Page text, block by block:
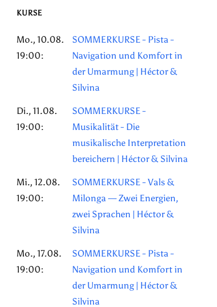
KURSE
Mo., 10.08.
19:00:
SOMMERKURSE - Pista -
Navigation und Komfort in
der Umarmung | Héctor &
Silvina
Di., 11.08.
19:00:
SOMMERKURSE -
Musikalität - Die
musikalische Interpretation
bereichern | Héctor & Silvina
Mi., 12.08.
19:00:
SOMMERKURSE - Vals &
Milonga — Zwei Energien,
zwei Sprachen | Héctor &
Silvina
Mo., 17.08.
19:00:
SOMMERKURSE - Pista -
Navigation und Komfort in
der Umarmung | Héctor &
Silvina